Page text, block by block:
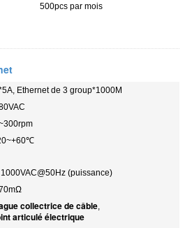
500pcs par mois
Ethernet de 3 group*1000M
(puissance)
collectrice de câble,
articulé électrique